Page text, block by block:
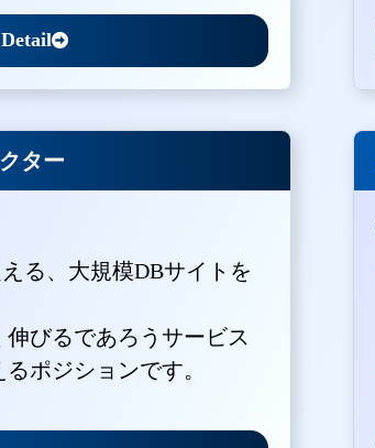
Detail
ター
る、大規模DBサイトを
びるであろうサービス
ポジションです。